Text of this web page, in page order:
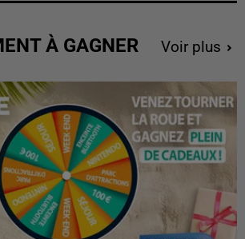
À GAGNER Voir plus